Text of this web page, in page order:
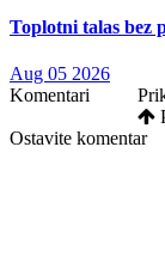
Toplotni talas bez
Aug 05 2026
Komentari
Ostavite komentar